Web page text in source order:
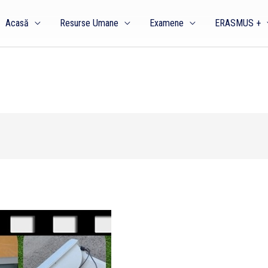
Acasă Resurse Umane Examene ERASMUS +